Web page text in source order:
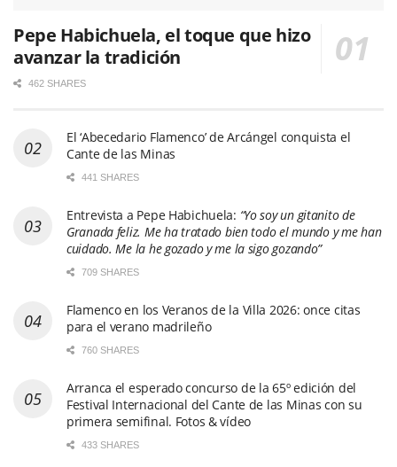
Pepe Habichuela, el toque que hizo
avanzar la tradición
462 SHARES
El ‘Abecedario Flamenco’ de Arcángel conquista el
Cante de las Minas
441 SHARES
Entrevista a Pepe Habichuela: “Yo soy un gitanito de
Granada feliz. Me ha tratado bien todo el mundo y me han
cuidado. Me la he gozado y me la sigo gozando”
709 SHARES
Flamenco en los Veranos de la Villa 2026: once citas
para el verano madrileño
760 SHARES
Arranca el esperado concurso de la 65º edición del
Festival Internacional del Cante de las Minas con su
primera semifinal. Fotos & vídeo
433 SHARES